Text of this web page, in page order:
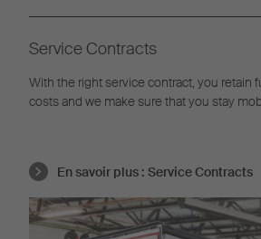
Service Contracts
With the right service contract, you retain
costs and we make sure that you stay
En savoir plus : Service Contracts